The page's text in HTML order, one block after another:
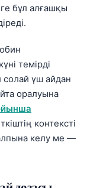
бұл алғашқы
темірді
солай үш айдан
оралуына
контексті
келу ме —